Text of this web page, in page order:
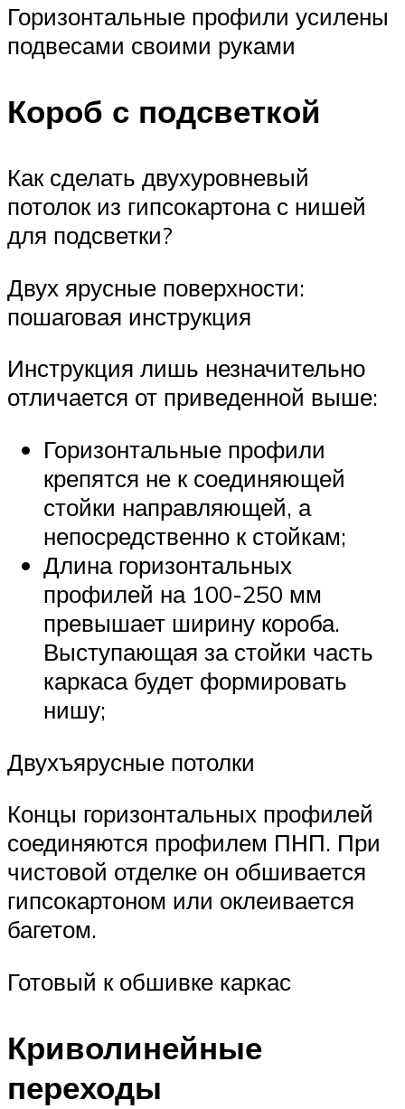
Горизонтальные профили усилены
подвесами своими руками
Короб с подсветкой
Как сделать двухуровневый
потолок из гипсокартона с нишей
для подсветки?
Двух ярусные поверхности:
пошаговая инструкция
Инструкция лишь незначительно
отличается от приведенной выше:
Горизонтальные профили
крепятся не к соединяющей
стойки направляющей, а
непосредственно к стойкам;
Длина горизонтальных
профилей на 100-250 мм
превышает ширину короба.
Выступающая за стойки часть
каркаса будет формировать
нишу;
Двухъярусные потолки
Концы горизонтальных профилей
соединяются профилем ПНП. При
чистовой отделке он обшивается
гипсокартоном или оклеивается
багетом.
Готовый к обшивке каркас
Криволинейные
переходы